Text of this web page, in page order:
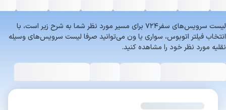
لیست سرویس‌های سفر۷۲۴ برای مسیر مورد نظر شما به شرح زیر است، با
انتخاب فیلتر اتوبوس، سواری یا ون می‌توانید صرفا لیست سرویس‌های وسیله
نقلیه مورد نظر خود را مشاهده کنید.